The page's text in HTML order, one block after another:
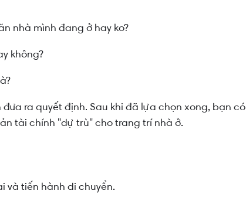
nhà mình đang ở hay ko?
không?
ra quyết định. Sau khi đã lựa chọn xong, bạn có
tài chính "dự trù" cho trang trí nhà ở.
và tiến hành di chuyển.